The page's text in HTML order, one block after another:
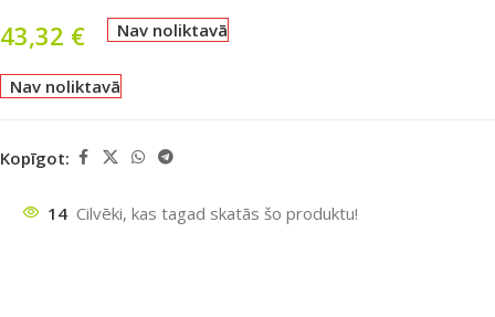
43,32 € Nav noliktavā
Nav noliktavā
Kopīgot:
14 Cilvēki, kas tagad skatās šo produktu!